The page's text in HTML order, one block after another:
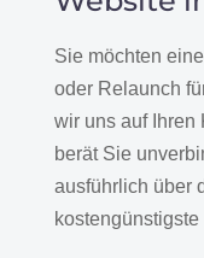
Sie möchten
oder Relaunch
wir uns auf Ihren
berät Sie
ausführlich über
kostengünstigste